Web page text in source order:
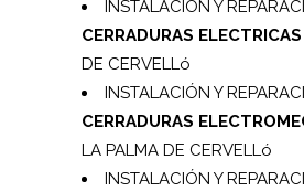
INSTALACIÓN Y
CERRADURAS ELECTRICAS
DE CERVELLó
INSTALACIÓN Y
CERRADURAS
LA PALMA DE CERVELLó
INSTALACIÓN Y